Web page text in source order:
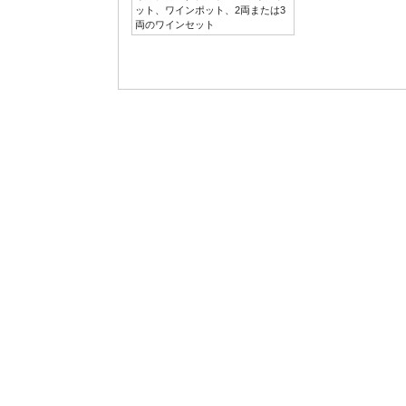
ット、ワインポット、2両または3
両のワインセット